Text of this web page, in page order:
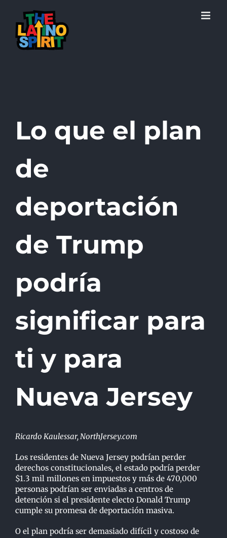
content
Lo que el plan
de
deportación
de Trump
podría
significar para
ti y para
Nueva Jersey
Ricardo Kaulessar, NorthJersey.com
Los residentes de Nueva Jersey podrían perder
derechos constitucionales, el estado podría perder
$1.3 mil millones en impuestos y más de 470,000
personas podrían ser enviadas a centros de
detención si el presidente electo Donald Trump
cumple su promesa de deportación masiva.
O el plan podría ser demasiado difícil y costoso de